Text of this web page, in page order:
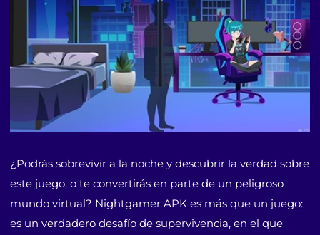
¿Podrás sobrevivir a la noche y descubrir la verdad sobre
este juego, o te convertirás en parte de un peligroso
mundo virtual? Nightgamer APK es más que un juego:
es un verdadero desafío de supervivencia, en el que